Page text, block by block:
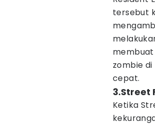
tersebut
membuat
zombie
cepat.
3.Street
Ketika